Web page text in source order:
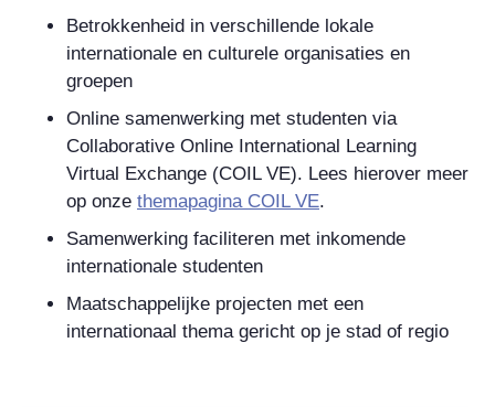
Betrokkenheid in verschillende lokale
internationale en culturele organisaties en
groepen
Online samenwerking met studenten via
Collaborative Online International Learning
Virtual Exchange (COIL VE). Lees hierover meer
op onze themapagina COIL VE.
Samenwerking faciliteren met inkomende
internationale studenten
Maatschappelijke projecten met een
internationaal thema gericht op je stad of regio